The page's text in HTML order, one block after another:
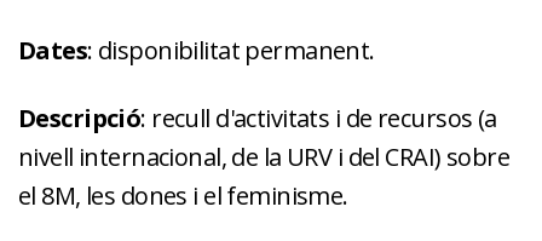
Dates: disponibilitat permanent.
Descripció: recull d'activitats i de recursos (a
nivell internacional, de la URV i del CRAI) sobre
el 8M, les dones i el feminisme.